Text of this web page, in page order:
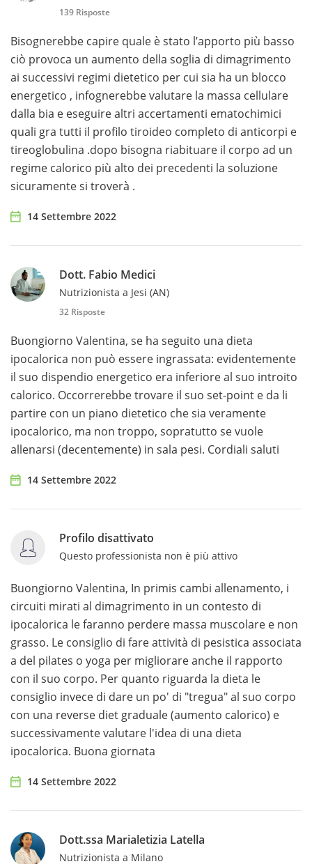
139 Risposte
Bisognerebbe capire quale è stato l’apporto più basso
ciò provoca un aumento della soglia di dimagrimento
ai successivi regimi dietetico per cui sia ha un blocco
energetico , infognerebbe valutare la massa cellulare
dalla bia e eseguire altri accertamenti ematochimici
quali gra tutti il profilo tiroideo completo di anticorpi e
tireoglobulina .dopo bisogna riabituare il corpo ad un
regime calorico più alto dei precedenti la soluzione
sicuramente si troverà .
14 Settembre 2022
Dott. Fabio Medici
Nutrizionista a Jesi (AN)
32 Risposte
Buongiorno Valentina, se ha seguito una dieta
ipocalorica non può essere ingrassata: evidentemente
il suo dispendio energetico era inferiore al suo introito
calorico. Occorrerebbe trovare il suo set-point e da li
partire con un piano dietetico che sia veramente
ipocalorico, ma non troppo, sopratutto se vuole
allenarsi (decentemente) in sala pesi. Cordiali saluti
14 Settembre 2022
Profilo disattivato
Questo professionista non è più attivo
Buongiorno Valentina, In primis cambi allenamento, i
circuiti mirati al dimagrimento in un contesto di
ipocalorica le faranno perdere massa muscolare e non
grasso. Le consiglio di fare attività di pesistica associata
a del pilates o yoga per migliorare anche il rapporto
con il suo corpo. Per quanto riguarda la dieta le
consiglio invece di dare un po' di "tregua" al suo corpo
con una reverse diet graduale (aumento calorico) e
successivamente valutare l'idea di una dieta
ipocalorica. Buona giornata
14 Settembre 2022
Dott.ssa Marialetizia Latella
Nutrizionista a Milano